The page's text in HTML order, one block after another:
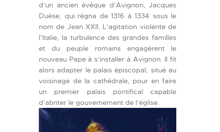
d’un ancien évêque d’Avignon, Jacques
Duèse, qui régna de 1316 à 1334 sous le
nom de Jean XXII. L’agitation violente de
l’Italie, la turbulence des grandes familles
et du peuple romains engagèrent le
nouveau Pape à s’installer à Avignon. Il fit
alors adapter le palais épiscopal, situé au
voisinage de la cathédrale, pour en faire
un premier palais pontifical capable
d’abriter le gouvernement de l’église.